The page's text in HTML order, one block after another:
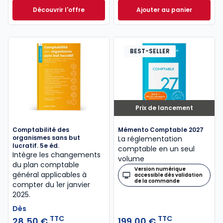
Découvrir l'offreEntreprise individuelle 2023/2024. 14e éd. à partir
Dès
Ajouter au panier
Mémentis
Comptabilité des
organismes sans but
lucratif. 5e éd.
Intègre les changements
du plan comptable
général applicables à
compter du 1er janvier
2025.
Dès
TTC
Prix de lancement
BEST-SELLER
Mémento Comptable 2027
La réglementation
comptable en un seul
volume
Version numérique
accessible dès validation
de la commande
TTC